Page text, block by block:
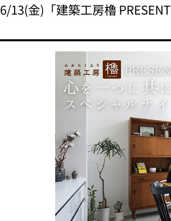
6/13(金)「建築工房櫓